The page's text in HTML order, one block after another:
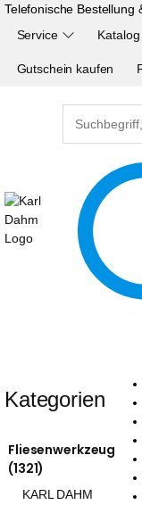
Telefonische Bestellung
Service
Gutschein kaufen
Kategorien
Fliesenwerkzeug
(1321)
KARL DAHM